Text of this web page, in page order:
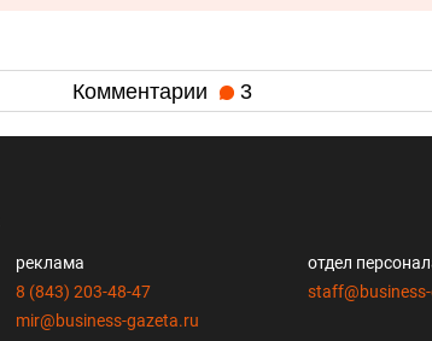
Комментарии 3
реклама
8 (843) 203-48-47
mir@business-gazeta.ru
отдел